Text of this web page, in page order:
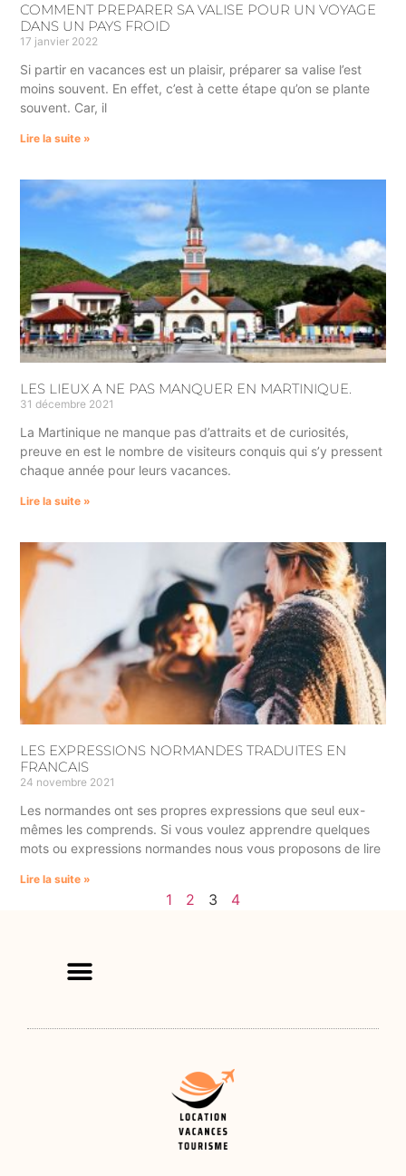
COMMENT PREPARER SA VALISE POUR UN VOYAGE
DANS UN PAYS FROID
17 janvier 2022
Si partir en vacances est un plaisir, préparer sa valise l’est
moins souvent. En effet, c’est à cette étape qu’on se plante
souvent. Car, il
Lire la suite »
LES LIEUX A NE PAS MANQUER EN MARTINIQUE.
31 décembre 2021
La Martinique ne manque pas d’attraits et de curiosités,
preuve en est le nombre de visiteurs conquis qui s’y pressent
chaque année pour leurs vacances.
Lire la suite »
LES EXPRESSIONS NORMANDES TRADUITES EN
FRANCAIS
24 novembre 2021
Les normandes ont ses propres expressions que seul eux-
mêmes les comprends. Si vous voulez apprendre quelques
mots ou expressions normandes nous vous proposons de lire
Lire la suite »
1 2 3 4